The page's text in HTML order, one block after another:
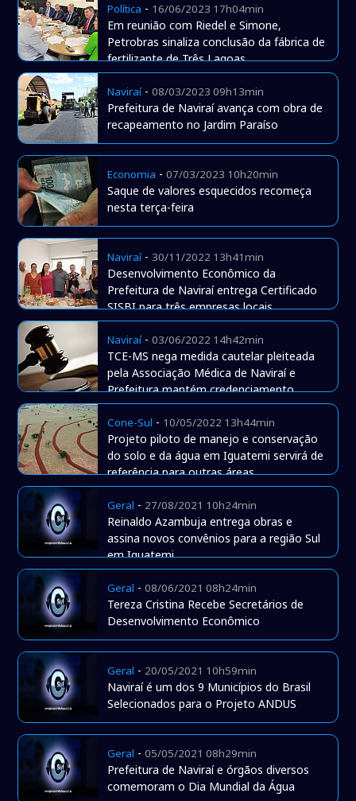
Política - 16/06/2023 17h04min
Em reunião com Riedel e Simone,
Petrobras sinaliza conclusão da fábrica de
fertilizante de Três Lagoas
Naviraí-08/03/2023 09h13min
Prefeitura de Naviraí avança com obra de
recapeamento no Jardim Paraíso
Economia -07/03/2023 10h20min
Saque de valores esquecidos recomeça
nesta terça-feira
Naviraí- 30/11/2022 13h41min
Desenvolvimento Econômico da
Prefeitura de Naviraí entrega Certificado
SISBI para três empresas locais
Naviraí-03/06/2022 14h42min
TCE-MS nega medida cautelar pleiteada
pela Associação Médica de Naviraí e
Prefeitura mantém credenciamento
médico
Cone-Sul - 10/05/2022 13h44min
Projeto piloto de manejo e conservação
do solo e da água em Iguatemi servirá de
referência para outras áreas
Geral - 27/08/2021 10h24min
Reinaldo Azambuja entrega obras e
assina novos convênios para a região Sul
em Iguatemi
Geral -08/06/2021 08h24min
Tereza Cristina Recebe Secretários de
Desenvolvimento Econômico
Geral - 20/05/2021 10h59min
Naviraí é um dos 9 Municípios do Brasil
Selecionados para o Projeto ANDUS
Geral -05/05/2021 08h29min
Prefeitura de Naviraí e órgãos diversos
comemoram o Dia Mundial da Água